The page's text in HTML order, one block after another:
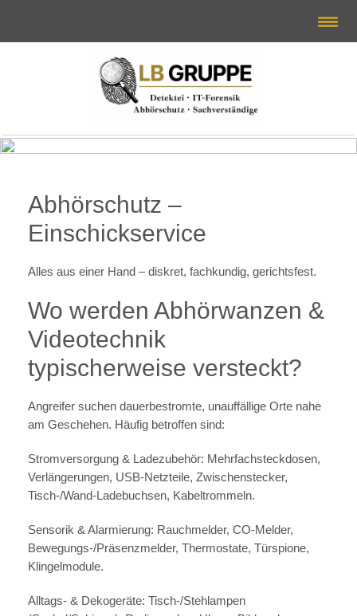
Abhörschutz –
Einschickservice
Alles aus einer Hand – diskret, fachkundig, gerichtsfest.
Wo werden Abhörwanzen &
Videotechnik
typischerweise versteckt?
Angreifer suchen dauerbestromte, unauffällige Orte nahe
am Geschehen. Häufig betroffen sind:
Stromversorgung & Ladezubehör: Mehrfachsteckdosen,
Verlängerungen, USB-Netzteile, Zwischenstecker,
Tisch-/Wand-Ladebuchsen, Kabeltrommeln.
Sensorik & Alarmierung: Rauchmelder, CO-Melder,
Bewegungs-/Präsenzmelder, Thermostate, Türspione,
Klingelmodule.
Alltags- & Dekogeräte: Tisch-/Stehlampen